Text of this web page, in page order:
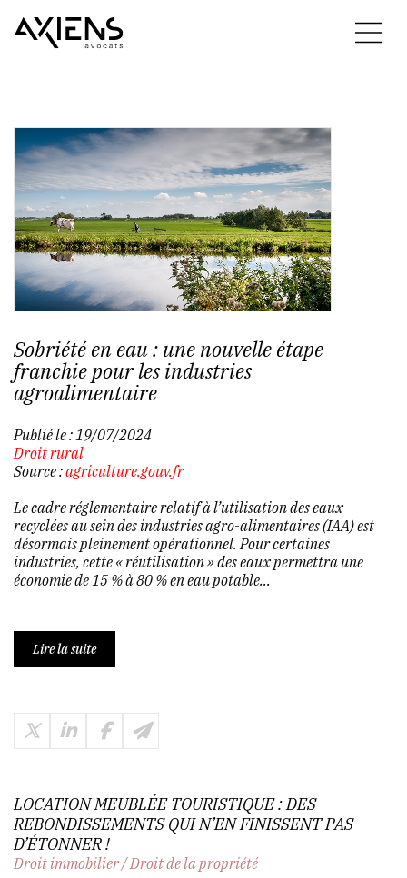
Sobriété en eau : une nouvelle étape
franchie pour les industries
agroalimentaire
Publié le : 19/07/2024
Droit rural
Source :agriculture.gouv.fr
Le cadre réglementaire relatif à l’utilisation des eaux
recyclées au sein des industries agro-alimentaires (IAA) est
désormais pleinement opérationnel. Pour certaines
industries, cette « réutilisation » des eaux permettra une
économie de 15 % à 80 % en eau potable...
Lire la suite
LOCATION MEUBLÉE TOURISTIQUE : DES
REBONDISSEMENTS QUI N’EN FINISSENT PAS
D’ÉTONNER !
Droit immobilier/Droit de la propriété